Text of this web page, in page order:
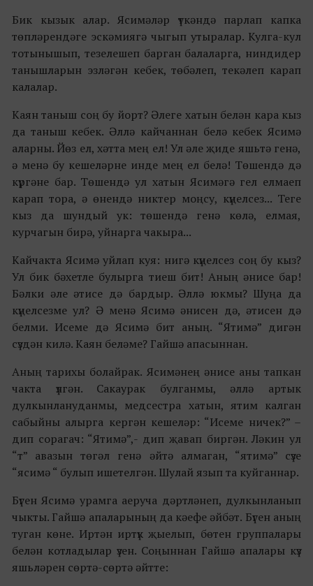
Бик кызык алар. Ясимәләр үткәндә парлап капка
төпләрендәге эскәмиягә чыгып утыралар. Кулга-кул
тотынышып, тезелешеп барган балаларга, ниндидер
танышларын эзләгән кебек, төбәлеп, текәлеп карап
калалар.
Каян таныш соң бу йорт? Әлеге хатын белән кара кыз
да таныш кебек. Әллә кайчаннан белә кебек Ясимә
аларны. Йөз ел, хәтта мең ел! Ул әле җиде яшьтә генә,
ә менә бу кешеләрне инде мең ел белә! Төшендә дә
күргәне бар. Төшендә ул хатын Ясимәгә гел елмаеп
карап тора, ә өнендә никтер моңсу, күңелсез... Теге
кыз да шундый ук: төшендә генә көлә, елмая,
курчагын бирә, уйнарга чакыра...
Кайчакта Ясимә уйлап куя: нигә күңелсез соң бу кыз?
Ул бик бәхетле булырга тиеш бит! Аның әнисе бар!
Бәлки әле әтисе дә бардыр. Әллә юкмы? Шуңа да
күңелсезме ул? Ә менә Ясимә әнисен дә, әтисен дә
белми. Исеме дә Ясимә бит аның. “Ятимә” дигән
сүздән килә. Каян беләме? Гайшә апасыннан.
Аның тарихы болайрак. Ясимәнең әнисе аны тапкан
чакта үлгән. Сакаурак булганмы, әллә артык
дулкынлануданмы, медсестра хатын, ятим калган
сабыйны алырга кергән кешеләр: “Исеме ничек?” –
дип сорагач: “Ятимә”,- дип җавап биргән. Ләкин ул
“т” авазын төгәл генә әйтә алмаган, “ятимә” сүзе
“ясимә “ булып ишетелгән. Шулай язып та куйганнар.
Бүген Ясимә урамга аеруча дәртләнеп, дулкынланып
чыкты. Гайшә апаларының да кәефе әйбәт. Бүген аның
туган көне. Иртән иртүк җыелып, бөтен группалары
белән котладылар үзен. Соңыннан Гайшә апалары күз
яшьләрен сөртә-сөртә әйтте: